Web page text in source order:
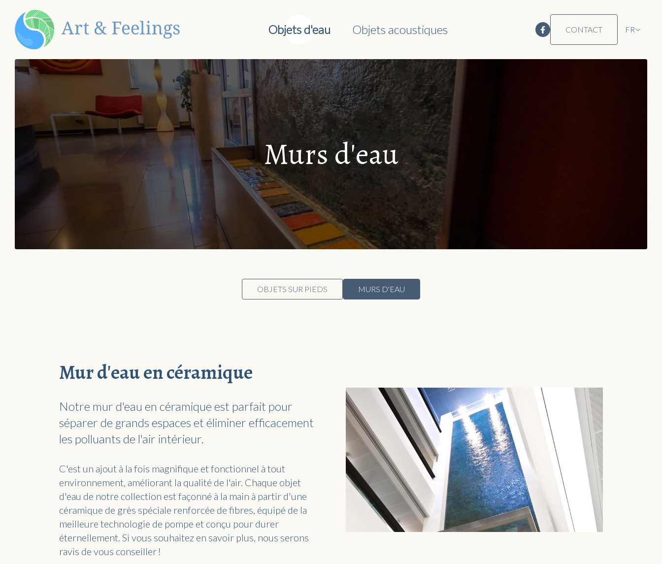
Objets d'eau Objets acoustiques CONTACT FR
DE
OBJETS SUR PIEDS MURS D'EAU
Murs d'eau
Mur d'eau en céramique
Notre mur d'eau en céramique est parfait pour
séparer de grands espaces et éliminer efficacement
les polluants de l'air intérieur.
C'est un ajout à la fois magnifique et fonctionnel à tout
environnement, améliorant la qualité de l'air. Chaque objet
d'eau de notre collection est façonné à la main à partir d'une
céramique de grès spéciale renforcée de fibres, équipé de la
meilleure technologie de pompe et conçu pour durer
éternellement. Si vous souhaitez en savoir plus, nous serons
ravis de vous conseiller !